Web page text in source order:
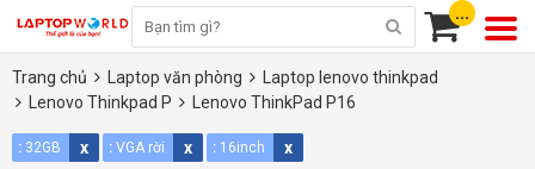
...
Trang chủ Laptop văn phòng
Laptop lenovo thinkpad
Lenovo Thinkpad P
Lenovo ThinkPad P16
: 32GB x : VGA rời x : 16inch x